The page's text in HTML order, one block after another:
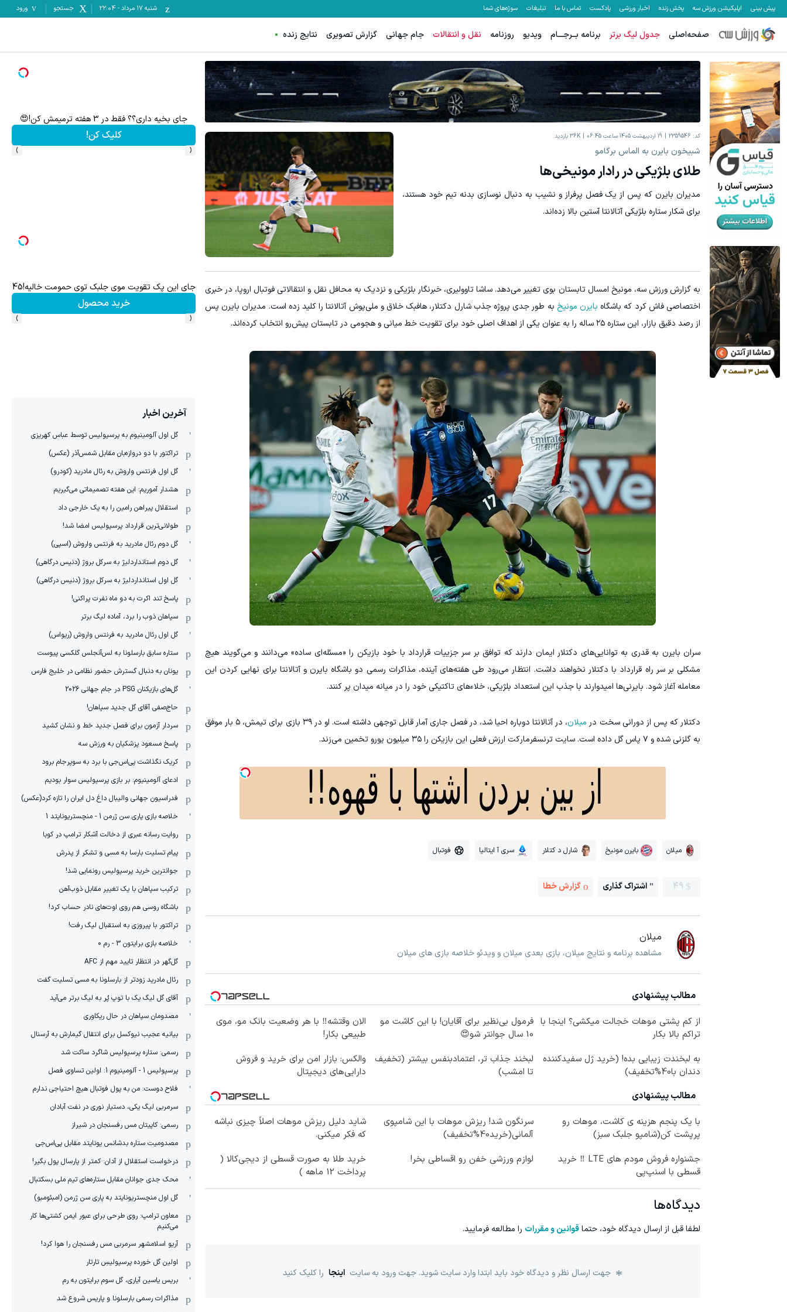
پیش بینی اپلیکیشن ورزش سه پخش زنده اخبار ورزشی پادکست تماس با ما تبلیغات سوژه‌های شما شنبه ۱۷ مرداد -
22:04 جستجو ورود
صفحه‌اصلی جدول لیگ برتر برنامه بــرجـــام ویدیو روزنامه نقل و انتقالات جام جهانی گزارش تصویری نتایج زنده
کد: 2359546 19 اردیبهشت 1405 ساعت 06:45 36K بازدید
شبیخون بایرن به الماس برگامو
طلای بلژیکی در رادار مونیخی‌ها
مدیران بایرن که پس از یک فصل پرفراز و نشیب به دنبال نوسازی بدنه تیم خود هستند،
برای شکار ستاره بلژیکی آتالانتا آستین بالا زده‌اند.
به گزارش ورزش سه، مونیخ امسال تابستان بوی تغییر می‌دهد. ساشا تاوولیری، خبرنگار بلژیکی و نزدیک به محافل نقل و انتقالاتی فوتبال اروپا، در خبری
اختصاصی فاش کرد که باشگاه بایرن مونیخ به طور جدی پروژه جذب شارل دکتلار، هافبک خلاق و ملی‌پوش آتالانتا را کلید زده است. مدیران بایرن پس
از رصد دقیق بازار، این ستاره ۲۵ ساله را به عنوان یکی از اهداف اصلی خود برای تقویت خط میانی و هجومی در تابستان پیش‌رو انتخاب کرده‌اند.
سران بایرن به قدری به توانایی‌های دکتلار ایمان دارند که توافق بر سر جزییات قرارداد با خود بازیکن را «مسئله‌ای ساده» می‌دانند و می‌گویند هیچ
مشکلی بر سر راه قرارداد با دکتلار نخواهند داشت. انتظار می‌رود طی هفته‌های آینده، مذاکرات رسمی دو باشگاه بایرن و آتالانتا برای نهایی کردن این
معامله آغاز شود. بایرنی‌ها امیدوارند با جذب این استعداد بلژیکی، خلاءهای تاکتیکی خود را در میانه میدان پر کنند.
دکتلار که پس از دورانی سخت در میلان
، در آتالانتا دوباره احیا شد، در فصل جاری آمار قابل توجهی داشته است. او در ۳۹ بازی برای تیمش، ۵ بار موفق
به گلزنی شده و ۷ پاس گل داده است. سایت ترنسفرمارکت ارزش فعلی این بازیکن را ۳۵ میلیون یورو تخمین می‌زند.
میلان بایرن مونیخ شارل د کتلار سری آ ایتالیا فوتبال
49 اشتراک گذاری گزارش خطا
میلان
مشاهده برنامه و نتایج میلان، بازی بعدی میلان و ویدئو خلاصه بازی های میلان
مطالب پیشنهادی
از کم پشتی موهات خجالت میکشی؟ اینجا با
تراکم بالا بکار
فرمول بی‌نظیر برای آقایان! با این کاشت مو
10 سال جوانتر شو😍
الان وقتشه‼️ با هر وضعیت بانک مو، موی
طبیعی بکار!
به لبخندت زیبایی بده! (خرید ژل سفیدکننده
دندان با40%تخفیف)
لبخند جذاب تر، اعتمادبنفس بیشتر (تخفیف
تا امشب)
والکس: بازار امن برای خرید و فروش
دارایی‌های دیجیتال
مطالب پیشنهادی
با یک پنجم هزینه ی کاشت، موهات رو
پرپشت کن(شامپو جلبک سبز)
سرنگون شد! ریزش موهات با این شامپوی
آلمانی(خرید40%تخفیف)
شاید دلیل ریزش موهات اصلاً چیزی نباشه
که فکر میکنی.
جشنواره فروش مودم های LTE ‼️ خرید
قسطی با اسنپ‌پی
لوازم ورزشی خفن رو اقساطی بخر!
خرید طلا به صورت قسطی از دیجی‌کالا (
پرداخت 12 ماهه )
دیدگاه‌ها
لطفا قبل از ارسال دیدگاه خود، حتماقوانین و مقررات را مطالعه فرمایید.
جهت ارسال نظر و دیدگاه خود باید ابتدا وارد سایت شوید. جهت ورود به سایت اینجا را کلیک کنید
جای بخیه داری؟؟ فقط در 3 هفته ترمیمش کن!😍
کلیک کن!
‹
›
جای این پک تقویت موی جلبک توی حمومت خالیه!45%تخفیف
خرید محصول
‹
›
آخرین اخبار
گل اول آلومینیوم به پرسپولیس توسط عباس کهریزی
تراکتور با دو دروازه‌بان مقابل شمس‌آذر (عکس)
گل اول فرنتس واروش به رئال مادرید (کودرو)
هشدار آموریم: این هفته تصمیماتی می‌گیریم
استقلال پیراهن رامین را به یک خارجی داد
طولانی‌ترین قرارداد پرسپولیس امضا شد!
گل دوم رئال مادرید به فرنتس واروش (اسپی)
گل دوم استانداردلیژ به سرکل بروژ (دنیس درگاهی)
گل اول استانداردلیژ به سرکل بروژ (دنیس درگاهی)
پاسخ تند اکرت به دو ماه نفرت پراکنی!
سپاهان ذوب را برد، آماده لیگ برتر
گل اول رئال مادرید به فرنتس واروش (ریواس)
ستاره سابق بارسلونا به لس‌آنجلس گلکسی پیوست
یونان به دنبال گسترش حضور نظامی در خلیج فارس
گل‌های بازیکنان PSG در جام جهانی 2026
حاج‌صفی آقای گل جدید سپاهان!
سردار آزمون برای فصل جدید خط و نشان کشید
پاسخ مسعود پزشکیان به ورزش سه
کریک نگذاشت پی‌اس‌جی با برد به سوپرجام برود
ادعای آلومینیوم: بر بازی پرسپولیس سوار بودیم
فدراسیون جهانی والیبال داغ دل ایران را تازه کرد(عکس)
خلاصه بازی پاری سن ژرمن 1 - منچستریونایتد 1
روایت رسانه عبری از دخالت آشکار ترامپ در کوبا
پیام تسلیت بارسا به مسی و تشکر از پدرش
جوانترین خرید پرسپولیس رونمایی شد!
ترکیب سپاهان با یک تغییر مقابل ذوب‌آهن
باشگاه روسی هم روی اوت‌های نادر حساب کرد!
تراکتور با پیروزی به استقبال لیگ رفت!
خلاصه بازی برایتون 3 - رم 0
گل‌گهر در انتظار تایید مهم از ‌AFC
رئال مادرید زودتر از بارسلونا به مسی تسلیت گفت
آقای گل لیگ یک با توپ پُر به لیگ برتر می‌آید
مصدومان سپاهان در حال ریکاوری
بیانیه عجیب نیوکسل برای انتقال گیمارش به آرسنال
رسمی: ستاره پرسپولیس شاگرد ساکت شد
پرسپولیس 1 - آلومینیوم 1: اولین تساوی فصل
فلاح دوست: من به پول فوتبال هیچ احتیاجی ندارم
سرمربی لیگ یکی، دستیار نوری در نفت آبادان
رسمی: کاپیتان مس رفسنجان در شیراز
مصدومیت ستاره بدشانس یونایتد مقابل پی‌اس‌جی
درخواست استقلال از آدان: کمتر از پارسال پول بگیر!
محک جدی ‌جوانان مقابل ستاره‌های تیم ملی بسکتبال
گل اول منچستریونایتد به پاری سن ژرمن (امبئومبو)
معاون ترامپ: روی طرحی برای عبور ایمن کشتی‌ها کار
می‌کنیم
آریو اسلامشهر سرمربی مس رفسنجان را هوا کرد!
اولین گل خورده پرسپولیسِ تارتار
بریس یاسین آیاری، گل سوم برایتون به رم
مذاکرات رسمی بارسلونا و پاریس شروع شد